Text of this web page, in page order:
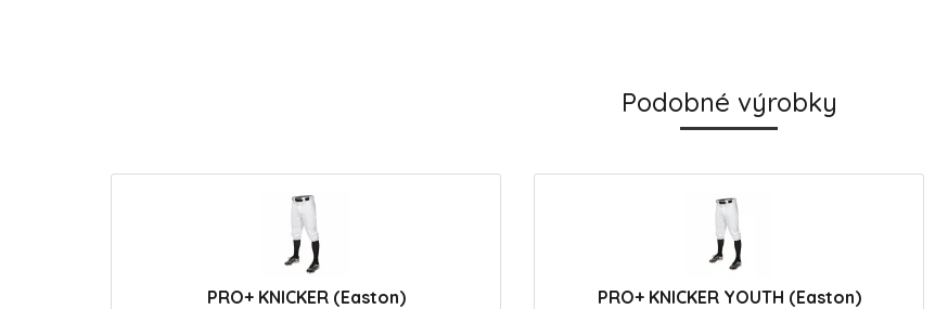
Podobné výrobky
PRO+ KNICKER (Easton) PRO+ KNICKER YOUTH (Easton)